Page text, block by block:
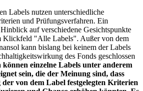
Labels nutzen unterschiedliche
und Prüfungsverfahren. Ein
auf verschiedene Gesichtspunkte
Klickfeld "Alle Labels". Außer von dem
kann bislang bei keinem der Labels
des Fonds geschlossen
einzelne Labels unter anderem
sein, die der Meinung sind, dass
von dem Label festgelegten Kriterien